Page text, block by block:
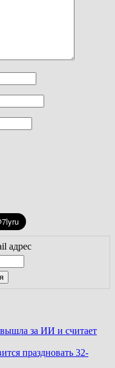
адрес
за ИИ и считает
праздновать 32-